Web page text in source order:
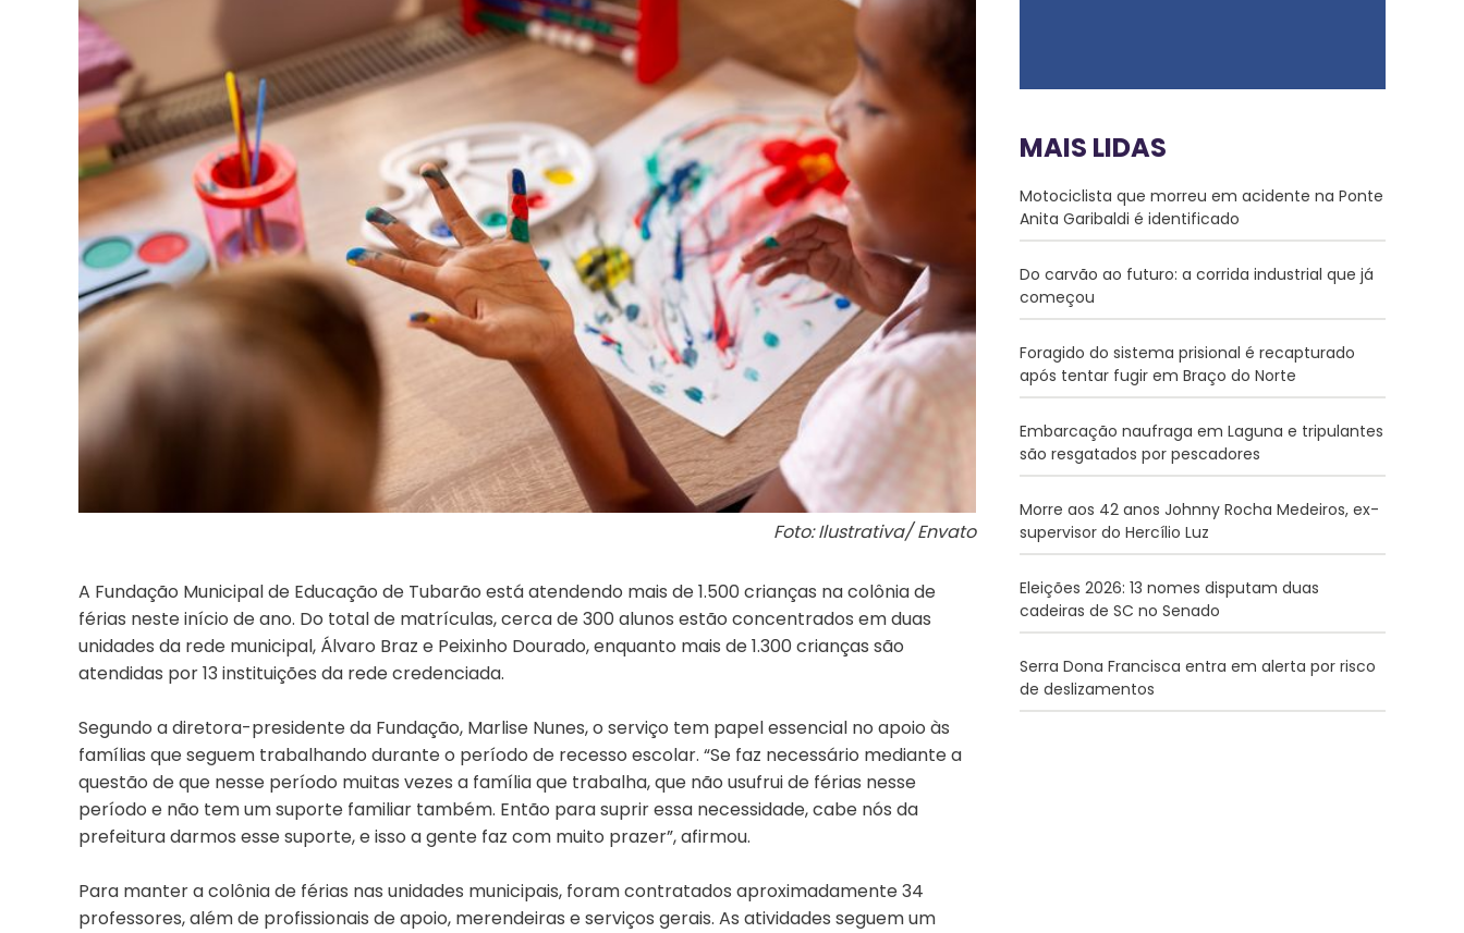
Foto: Ilustrativa/ Envato
A Fundação Municipal de Educação de Tubarão está atendendo mais de 1.500 crianças na colônia de
férias neste início de ano. Do total de matrículas, cerca de 300 alunos estão concentrados em duas
unidades da rede municipal, Álvaro Braz e Peixinho Dourado, enquanto mais de 1.300 crianças são
atendidas por 13 instituições da rede credenciada.
Segundo a diretora-presidente da Fundação, Marlise Nunes, o serviço tem papel essencial no apoio às
famílias que seguem trabalhando durante o período de recesso escolar. “Se faz necessário mediante a
questão de que nesse período muitas vezes a família que trabalha, que não usufrui de férias nesse
período e não tem um suporte familiar também. Então para suprir essa necessidade, cabe nós da
prefeitura darmos esse suporte, e isso a gente faz com muito prazer”, afirmou.
Para manter a colônia de férias nas unidades municipais, foram contratados aproximadamente 34
professores, além de profissionais de apoio, merendeiras e serviços gerais. As atividades seguem um
MAIS LIDAS
Motociclista que morreu em acidente na Ponte
Anita Garibaldi é identificado
Do carvão ao futuro: a corrida industrial que já
começou
Foragido do sistema prisional é recapturado
após tentar fugir em Braço do Norte
Embarcação naufraga em Laguna e tripulantes
são resgatados por pescadores
Morre aos 42 anos Johnny Rocha Medeiros, ex-
supervisor do Hercílio Luz
Eleições 2026: 13 nomes disputam duas
cadeiras de SC no Senado
Serra Dona Francisca entra em alerta por risco
de deslizamentos